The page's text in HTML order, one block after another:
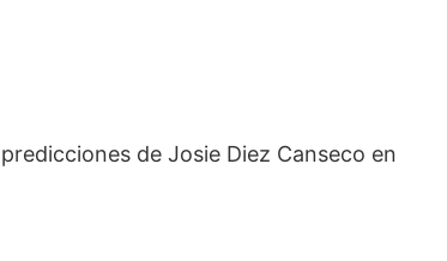
de Josie Diez Canseco en